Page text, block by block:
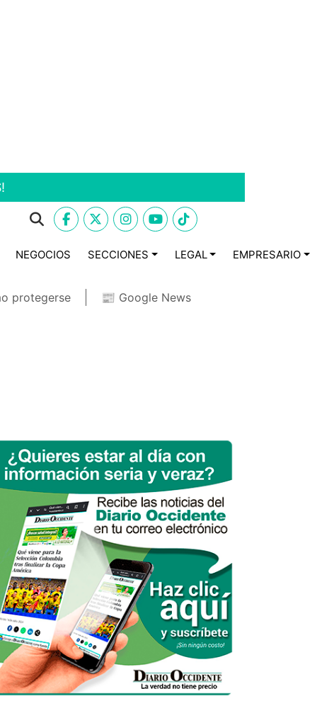
NEGOCIOS SECCIONES LEGAL EMPRESARIO
protegerse 📰 Google News